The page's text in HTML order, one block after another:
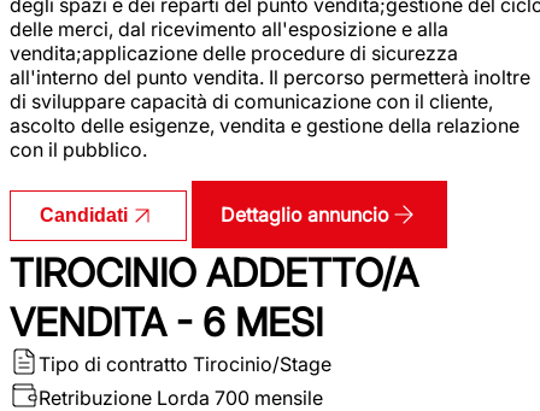
delle merci, dal ricevimento all'esposizione e alla
vendita;applicazione delle procedure di sicurezza
all'interno del punto vendita. Il percorso permetterà inoltre
di sviluppare capacità di comunicazione con il cliente,
ascolto delle esigenze, vendita e gestione della relazione
con il pubblico.
Candidati Dettaglio annuncio
TIROCINIO ADDETTO/A
VENDITA - 6 MESI
Tipo di contratto Tirocinio/Stage
Retribuzione Lorda 700 mensile